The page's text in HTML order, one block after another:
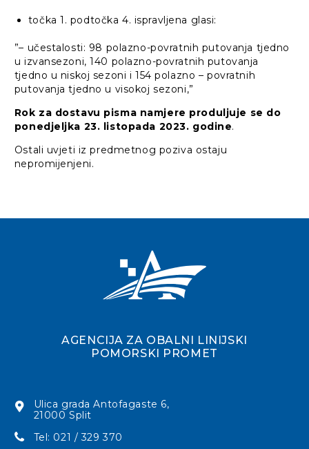
točka 1. podtočka 4. ispravljena glasi:
”– učestalosti: 98 polazno-povratnih putovanja tjedno
u izvansezoni, 140 polazno-povratnih putovanja
tjedno u niskoj sezoni i 154 polazno – povratnih
putovanja tjedno u visokoj sezoni,”
Rok za dostavu pisma namjere produljuje se do
ponedjeljka 23. listopada 2023. godine.
Ostali uvjeti iz predmetnog poziva ostaju
nepromijenjeni.
AGENCIJA ZA OBALNI LINIJSKI
POMORSKI PROMET
Ulica grada Antofagaste 6,
21000 Split
Tel: 021 / 329 370